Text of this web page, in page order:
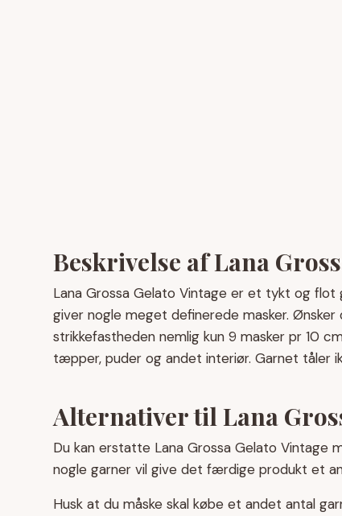
Beskrivelse af Lana
Lana Grossa Gelato Vintage er et tykt og flot
giver nogle meget definerede masker.
strikkefastheden nemlig kun 9 masker pr 10
tæpper, puder og andet interiør. Garnet tåler
Alternativer til Lana
Du kan erstatte Lana Grossa Gelato Vintage
nogle garner vil give det færdige produkt et
Husk at du måske skal købe et andet antal